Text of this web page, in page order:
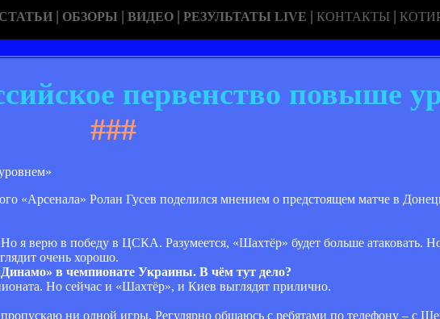
СТАТЬИ | ОБЗОРЫ | ВИДЕО | РЕЗУЛЬТАТЫ LIVE | КОНТАКТЫ |
первенство повыше
###
Ролан Гусев поделился мнением о предстоящем матче в
я верю в победу в ЦСКА. Разумеется, «Шахтёр» будет больше атаковать.
очень хорошо.
в чемпионате Украины. В чём тут дело?
Но сейчас и «Шахтёр», и Киев выглядят прилично.
ни одной игры. Регулярно общаюсь с ребятами по телефону – с